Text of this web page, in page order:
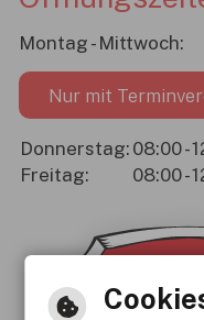
Montag - Mittwoch:
Nur mit
Donnerstag: 08:00 -
Freitag:
08:00 -